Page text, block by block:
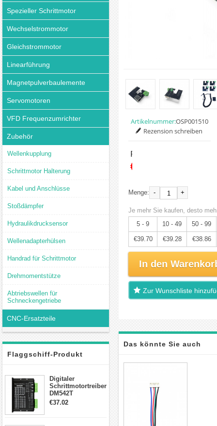
Spezieller Schrittmotor
Wechselstrommotor
Gleichstrommotor
Linearführung
Magnetpulverbaulemente
Servomotoren
VFD Frequenzumrichter
Zubehör
Wellenkupplung
Schrittmotor Halterung
Kabel und Anschlüsse
Stoßdämpfer
Hydraulikdrucksensor
Wellenadapterhülsen
Handrad für Schrittmotor
Drehmomentstütze
Abtriebswellen für
Schneckengetriebe
CNC-Ersatzteile
Flaggschiff-Produkt
Digitaler
Schrittmotortreiber
DM542T
Schrittmotor
€37.02
Artikelnummer:OSP001510
Rezension schreiben
Preis:
€41.79
Menge: - +
Je mehr Sie kaufen, desto
5 - 9
10 - 49 50 - 99
€39.70 €39.28 €38.86
In den
Zur Wunschliste
Das könnte Sie auch
interessieren